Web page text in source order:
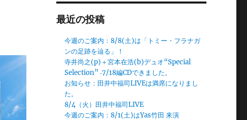
最近の投稿
今週のご案内：8/8(土)は「トミー・フラナガ
ンの足跡を辿る」！
寺井尚之(p)＋宮本在浩(b)デュオ“Special
Selection” ‐7/18編CDできました。
お知らせ：田井中福司LIVEは満席になりまし
た。
8/4（火）田井中福司LIVE
今週のご案内：8/1(土)はYas竹田 来演